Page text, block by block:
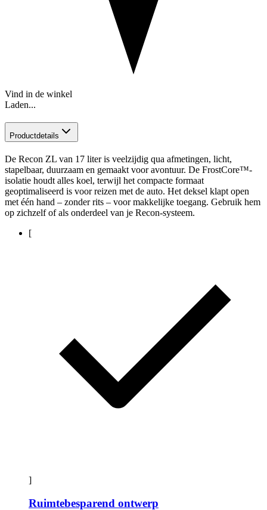
Vind in de winkel
Laden...
Productdetails
De Recon ZL van 17 liter is veelzijdig qua afmetingen, licht,
stapelbaar, duurzaam en gemaakt voor avontuur. De FrostCore™-
isolatie houdt alles koel, terwijl het compacte formaat
geoptimaliseerd is voor reizen met de auto. Het deksel klapt open
met één hand – zonder rits – voor makkelijke toegang. Gebruik hem
op zichzelf of als onderdeel van je Recon-systeem.
[
]
Ruimtebesparend ontwerp